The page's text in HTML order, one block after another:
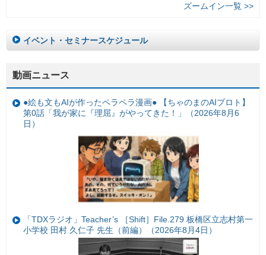
ズームイン一覧 >>
イベント・セミナースケジュール
動画ニュース
●絵も文もAIが作ったペラペラ漫画● 【ちゃのまのAIプロト】
第0話「我が家に『理屈』がやってきた！」（2026年8月6
日）
「TDXラジオ」Teacher’s ［Shift］File.279 板橋区立志村第一
小学校 田村 久仁子 先生（前編）（2026年8月4日）